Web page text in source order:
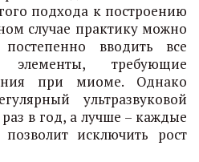
подхода к построению
случае практику можно
вводить все
элементы, требующие
при миоме. Однако
ультразвуковой
в год, а лучше – каждые
исключить рост